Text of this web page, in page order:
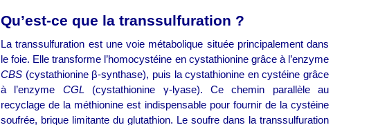
Qu’est-ce que la transsulfuration ?
La transsulfuration est une voie métabolique située principalement dans
le foie. Elle transforme l’homocystéine en cystathionine grâce à l’enzyme
CBS (cystathionine β-synthase), puis la cystathionine en cystéine grâce
à l’enzyme CGL (cystathionine γ-lyase). Ce chemin parallèle au
recyclage de la méthionine est indispensable pour fournir de la cystéine
soufrée, brique limitante du glutathion. Le soufre dans la transsulfuration